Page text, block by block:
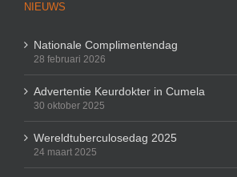
NIEUWS
Nationale Complimentendag
28 februari 2026
Advertentie Keurdokter in Cumela
30 oktober 2025
Wereldtuberculosedag 2025
24 maart 2025